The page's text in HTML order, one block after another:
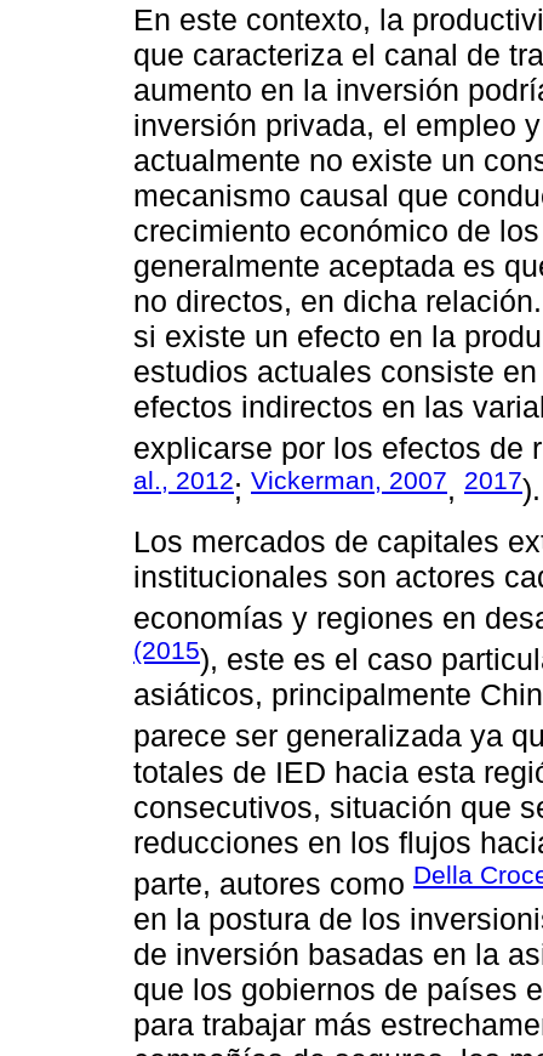
En este contexto, la
que caracteriza el canal de
aumento en la inversión
inversión privada, el empleo
actualmente no existe un
mecanismo causal que
crecimiento económico de
generalmente aceptada es
no directos, en dicha
si existe un efecto en la
estudios actuales consiste
efectos indirectos en las
explicarse por los efectos de
al., 2012; Vickerman, 2007, 2017).
Los mercados de capitales
institucionales son actores
economías y regiones en
(2015), este es el caso
asiáticos, principalmente
parece ser generalizada ya
totales de IED hacia esta
consecutivos, situación que
reducciones en los flujos
parte, autores como Della
en la postura de los
de inversión basadas en la
que los gobiernos de países
para trabajar más